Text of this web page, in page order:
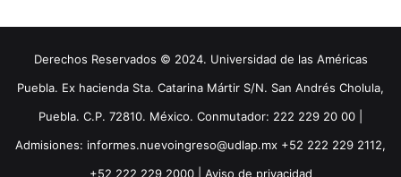
Derechos Reservados © 2024. Universidad de las Américas
Puebla. Ex hacienda Sta. Catarina Mártir S/N. San Andrés Cholula,
Puebla. C.P. 72810. México. Conmutador: 222 229 20 00 |
Admisiones: informes.nuevoingreso@udlap.mx +52 222 229 2112,
+52 222 229 2000 | Aviso de privacidad